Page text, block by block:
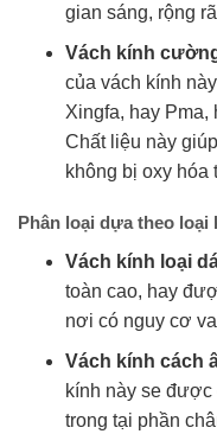
gian sáng, rộng
Vách kính
của vách kính
Xingfa, hay Pma,
Chất liệu này
không bị oxy hóa
Phân loại dựa theo loại
Vách kính loại
toàn cao, hay
nơi có nguy cơ
Vách kính cách
kính này se
trong tại phần